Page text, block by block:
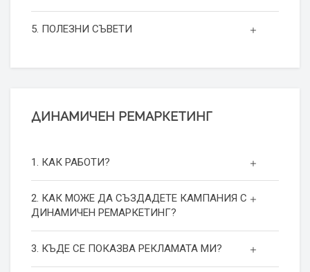
5. ПОЛЕЗНИ СЪВЕТИ
ДИНАМИЧЕН РЕМАРКЕТИНГ
1. КАК РАБОТИ?
2. КАК МОЖЕ ДА СЪЗДАДЕТЕ КАМПАНИЯ С
ДИНАМИЧЕН РЕМАРКЕТИНГ?
3. КЪДЕ СЕ ПОКАЗВА РЕКЛАМАТА МИ?